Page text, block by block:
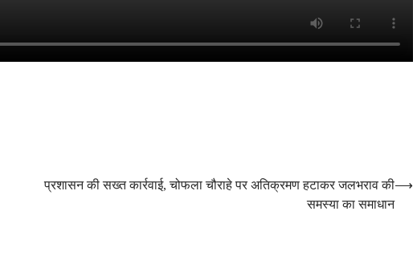
प्रशासन की सख्त कार्रवाई, चोफला चौराहे पर अतिक्रमण हटाकर जलभराव की
समस्या का समाधान
⟶